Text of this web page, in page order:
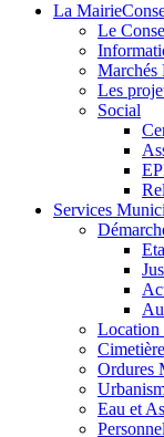
La Mairie
Le
Marchés
Les
Social
Services
Location
Cimetière
Ordures
Eau et